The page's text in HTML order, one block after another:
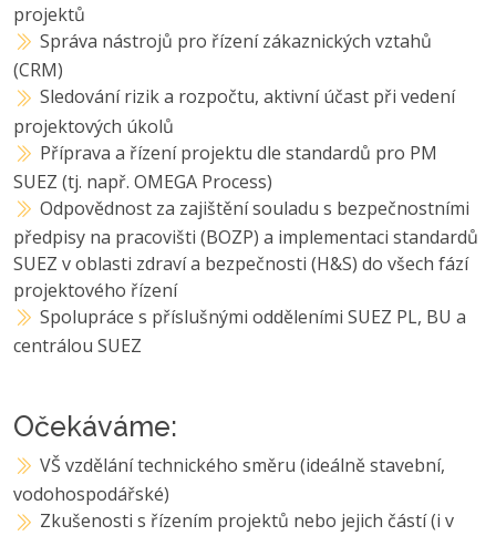
projektů
Správa nástrojů pro řízení zákaznických vztahů
(CRM)
Sledování rizik a rozpočtu, aktivní účast při vedení
projektových úkolů
Příprava a řízení projektu dle standardů pro PM
SUEZ (tj. např. OMEGA Process)
Odpovědnost za zajištění souladu s bezpečnostními
předpisy na pracovišti (BOZP) a implementaci standardů
SUEZ v oblasti zdraví a bezpečnosti (H&S) do všech fází
projektového řízení
Spolupráce s příslušnými odděleními SUEZ PL, BU a
centrálou SUEZ
Očekáváme:
VŠ vzdělání technického směru (ideálně stavební,
vodohospodářské)
Zkušenosti s řízením projektů nebo jejich částí (i v